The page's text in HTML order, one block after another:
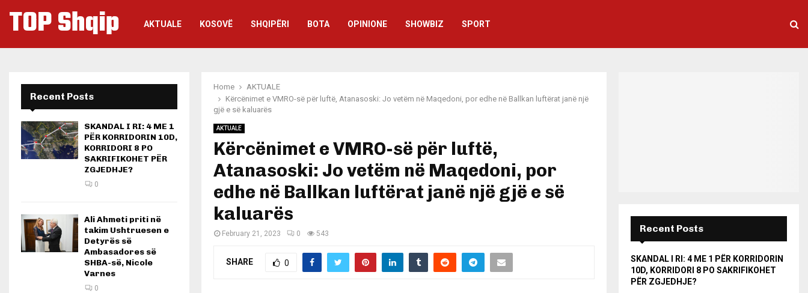
TOP Shqip AKTUALE KOSOVË SHQIPËRI BOTA OPINIONE SHOWBIZ SPORT
Home
AKTUALE
Kërcënimet e VMRO-së për luftë, Atanasoski: Jo vetëm në Maqedoni, por edhe në Ballkan luftërat janë një
gjë e së kaluarës
AKTUALE
Kërcënimet e VMRO-së për luftë,
Atanasoski: Jo vetëm në Maqedoni, por
edhe në Ballkan luftërat janë një gjë e së
kaluarës
February 21, 2023 0 543
SHARE 0
Recent Posts
SKANDAL I RI: 4 ME 1
PËR KORRIDORIN 10D,
KORRIDORI 8 PO
SAKRIFIKOHET PËR
ZGJEDHJE?
0
Ali Ahmeti priti në
takim Ushtruesen e
Detyrës së
Ambasadores së
SHBA-së, Nicole
Varnes
0
Recent Posts
SKANDAL I RI: 4 ME 1 PËR KORRIDORIN
10D, KORRIDORI 8 PO SAKRIFIKOHET
PËR ZGJEDHJE?